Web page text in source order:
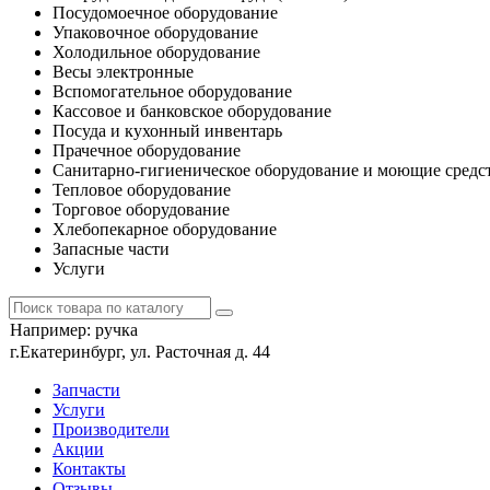
Посудомоечное оборудование
Упаковочное оборудование
Холодильное оборудование
Весы электронные
Вспомогательное оборудование
Кассовое и банковское оборудование
Посуда и кухонный инвентарь
Прачечное оборудование
Санитарно-гигиеническое оборудование и моющие
Тепловое оборудование
Торговое оборудование
Хлебопекарное оборудование
Запасные части
Услуги
Например: ручка
г.Екатеринбург, ул. Расточная д. 44
Запчасти
Услуги
Производители
Акции
Контакты